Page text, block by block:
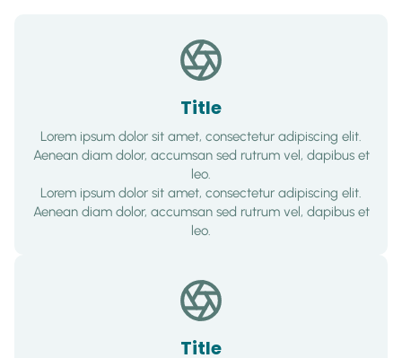
Title
Lorem ipsum dolor sit amet, consectetur adipiscing elit.
Aenean diam dolor, accumsan sed rutrum vel, dapibus et
leo.
Lorem ipsum dolor sit amet, consectetur adipiscing elit.
Aenean diam dolor, accumsan sed rutrum vel, dapibus et
leo.
Title